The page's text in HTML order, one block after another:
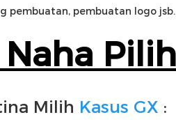
pembuatan, pembuatan logo jsb.
Milih Kasus GX :